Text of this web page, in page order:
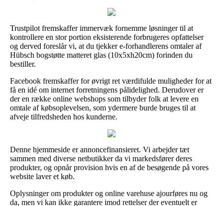
Trustpilot fremskaffer immervæk fornemme løsninger til at
kontrollere en stor portion eksisterende forbrugeres opfattelser
og derved foreslår vi, at du tjekker e-forhandlerens omtaler af
Hübsch bogstøtte matteret glas (10x5xh20cm) forinden du
bestiller.
Facebook fremskaffer for øvrigt ret værdifulde muligheder for at
få en idé om internet forretningens pålidelighed. Derudover er
der en række online webshops som tilbyder folk at levere en
omtale af købsoplevelsen, som ydermere burde bruges til at
afveje tilfredsheden hos kunderne.
Denne hjemmeside er annoncefinansieret. Vi arbejder tæt
sammen med diverse netbutikker da vi markedsfører deres
produkter, og opnår provision hvis en af de besøgende på vores
website laver et køb.
Oplysninger om produkter og online varehuse ajourføres nu og
da, men vi kan ikke garantere imod rettelser der eventuelt er